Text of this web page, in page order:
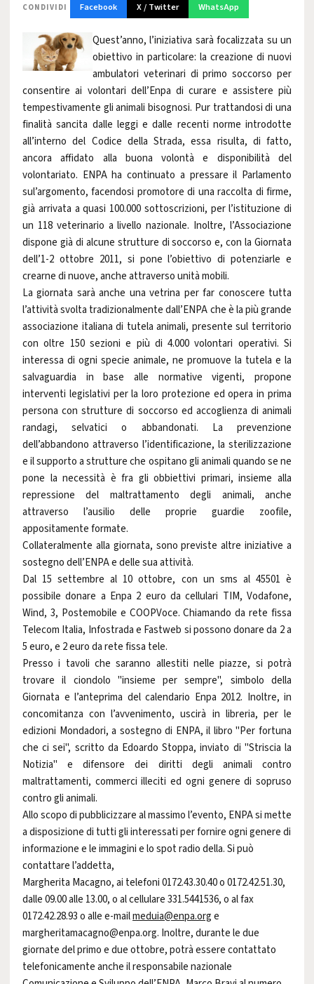
CONDIVIDI Facebook X / Twitter WhatsApp
Quest’anno, l’iniziativa sarà focalizzata su un
obiettivo in particolare: la creazione di nuovi
ambulatori veterinari di primo soccorso per
consentire ai volontari dell’Enpa di curare e assistere più
tempestivamente gli animali bisognosi. Pur trattandosi di una
finalità sancita dalle leggi e dalle recenti norme introdotte
all’interno del Codice della Strada, essa risulta, di fatto,
ancora affidato alla buona volontà e disponibilità del
volontariato. ENPA ha continuato a pressare il Parlamento
sul’argomento, facendosi promotore di una raccolta di firme,
già arrivata a quasi 100.000 sottoscrizioni, per l’istituzione di
un 118 veterinario a livello nazionale. Inoltre, l’Associazione
dispone già di alcune strutture di soccorso e, con la Giornata
dell’1-2 ottobre 2011, si pone l’obiettivo di potenziarle e
crearne di nuove, anche attraverso unità mobili.
La giornata sarà anche una vetrina per far conoscere tutta
l’attività svolta tradizionalmente dall’ENPA che è la più grande
associazione italiana di tutela animali, presente sul territorio
con oltre 150 sezioni e più di 4.000 volontari operativi. Si
interessa di ogni specie animale, ne promuove la tutela e la
salvaguardia in base alle normative vigenti, propone
interventi legislativi per la loro protezione ed opera in prima
persona con strutture di soccorso ed accoglienza di animali
randagi, selvatici o abbandonati. La prevenzione
dell’abbandono attraverso l’identificazione, la sterilizzazione
e il supporto a strutture che ospitano gli animali quando se ne
pone la necessità è fra gli obbiettivi primari, insieme alla
repressione del maltrattamento degli animali, anche
attraverso l’ausilio delle proprie guardie zoofile,
appositamente formate.
Collateralmente alla giornata, sono previste altre iniziative a
sostegno dell’ENPA e delle sua attività.
Dal 15 settembre al 10 ottobre, con un sms al 45501 è
possibile donare a Enpa 2 euro da cellulari TIM, Vodafone,
Wind, 3, Postemobile e COOPVoce. Chiamando da rete fissa
Telecom Italia, Infostrada e Fastweb si possono donare da 2 a
5 euro, e 2 euro da rete fissa tele.
Presso i tavoli che saranno allestiti nelle piazze, si potrà
trovare il ciondolo "insieme per sempre", simbolo della
Giornata e l’anteprima del calendario Enpa 2012. Inoltre, in
concomitanza con l’avvenimento, uscirà in libreria, per le
edizioni Mondadori, a sostegno di ENPA, il libro "Per fortuna
che ci sei", scritto da Edoardo Stoppa, inviato di "Striscia la
Notizia" e difensore dei diritti degli animali contro
maltrattamenti, commerci illeciti ed ogni genere di sopruso
contro gli animali.
Allo scopo di pubblicizzare al massimo l’evento, ENPA si mette
a disposizione di tutti gli interessati per fornire ogni genere di
informazione e le immagini e lo spot radio della. Si può
contattare l’addetta,
Margherita Macagno, ai telefoni 0172.43.30.40 o 0172.42.51.30,
dalle 09.00 alle 13.00, o al cellulare 331.5441536, o al fax
0172.42.28.93 o alle e-mailmeduia@enpa.orge
margheritamacagno@enpa.org. Inoltre, durante le due
giornate del primo e due ottobre, potrà essere contattato
telefonicamente anche il responsabile nazionale